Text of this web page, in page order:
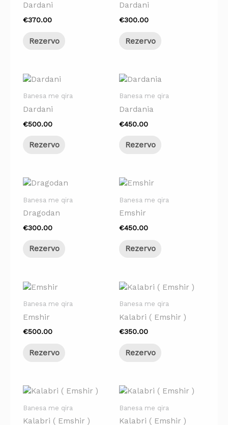
Dardani
€370.00
Rezervo
Dardani
€300.00
Rezervo
Banesa me qira
Dardani
€500.00
Rezervo
Banesa me qira
Dardania
€450.00
Rezervo
Banesa me qira
Dragodan
€300.00
Rezervo
Banesa me qira
Emshir
€450.00
Rezervo
Banesa me qira
Emshir
€500.00
Rezervo
Banesa me qira
Kalabri ( Emshir )
€350.00
Rezervo
Banesa me qira
Kalabri ( Emshir )
Banesa me qira
Kalabri ( Emshir )